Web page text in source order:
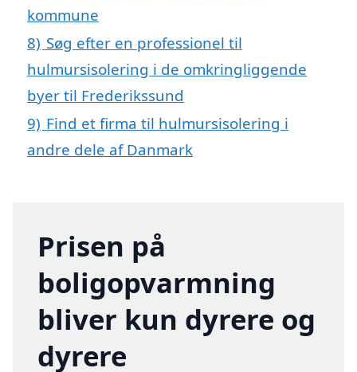
kommune
8) Søg efter en professionel til
hulmursisolering i de omkringliggende
byer til Frederikssund
9) Find et firma til hulmursisolering i
andre dele af Danmark
Prisen på
boligopvarmning
bliver kun dyrere og
dyrere